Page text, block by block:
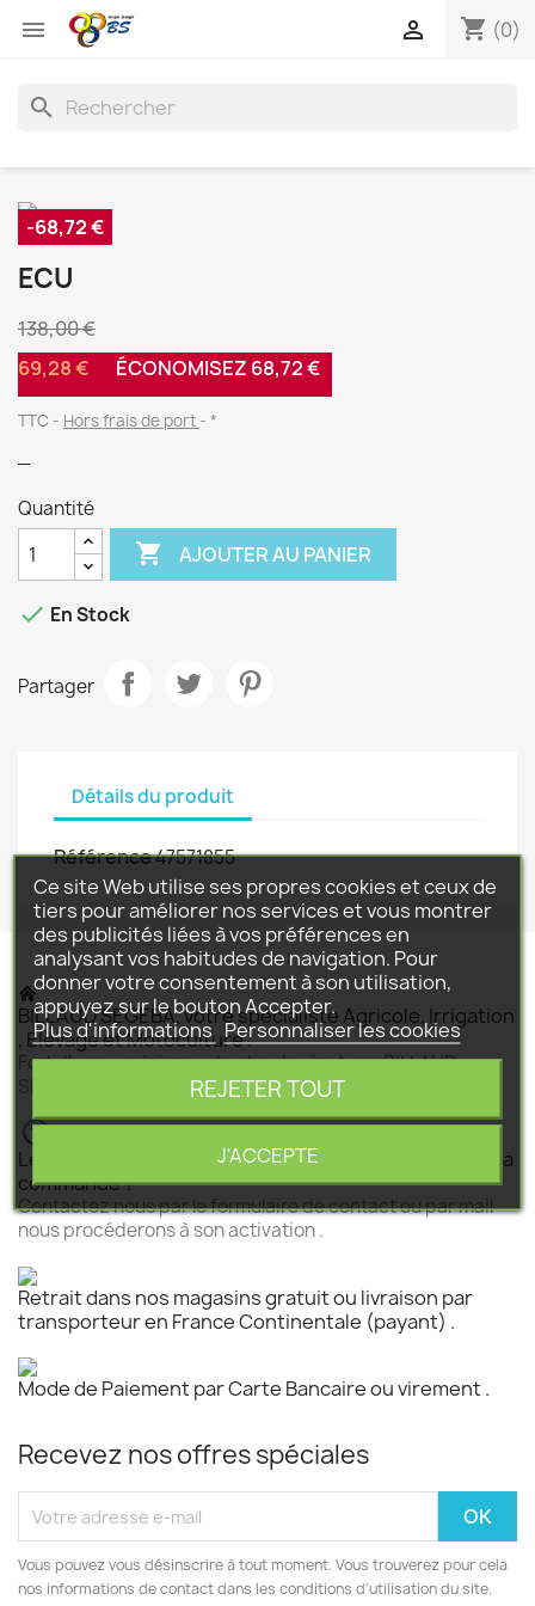
 shopping_cart (0)

search
-68,72 €
ECU
138,00 €
69,28 €
ÉCONOMISEZ 68,72 €
TTC Hors frais de port *
Quantité
 AJOUTER AU PANIER
 En Stock
Partager
Détails du produit
Référence47571855
BILLAUD SEGEBA, votre spécialiste Agricole, Irrigation
, Elevage et Motoculture .
Fort d'une expérience de plus de vingt ans BILLAUD
SEGEBA vous accompagne dans tous vos projets .
Le produit est disponible mais n 'est pas activé pour la
commande ?
Contactez nous par le formulaire de contact ou par mail
nous procéderons à son activation .
Retrait dans nos magasins gratuit ou livraison par
transporteur en France Continentale (payant) .
Mode de Paiement par Carte Bancaire ou virement .
Recevez nos offres spéciales
Vous pouvez vous désinscrire à tout moment. Vous trouverez pour cela
nos informations de contact dans les conditions d'utilisation du site.
Ce site Web utilise ses propres cookies et ceux de
tiers pour améliorer nos services et vous montrer
des publicités liées à vos préférences en
analysant vos habitudes de navigation. Pour
donner votre consentement à son utilisation,
appuyez sur le bouton Accepter.
Plus d'informations Personnaliser les cookies
REJETER TOUT
J'ACCEPTE